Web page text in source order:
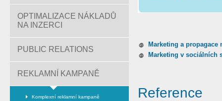
OPTIMALIZACE NÁKLADŮ
NA INZERCI
PUBLIC RELATIONS
REKLAMNÍ KAMPANĚ
Komplexní reklamní kampaně
Marketing a propagace
Marketing v sociálních
Reference